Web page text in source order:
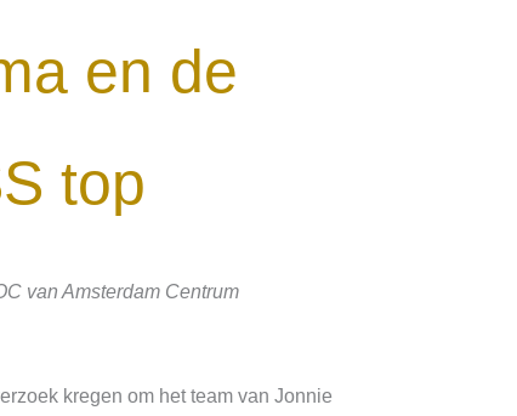
en de
top
van Amsterdam Centrum
kregen om het team van Jonnie